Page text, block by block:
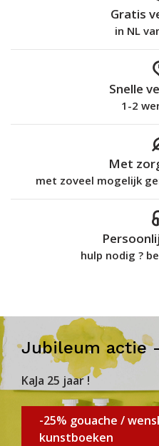
Gratis
in NL
Snelle
1-2
Met
met zoveel mogelijk
hulp nodig ?
Jubileum actie
KaJa 25 jaar !
-25% gouache /
kunstboeken